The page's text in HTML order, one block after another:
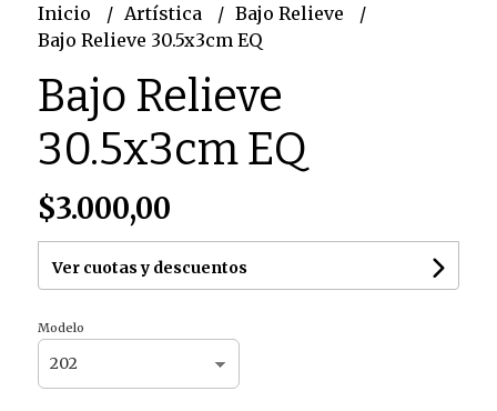
Inicio Artística
Bajo Relieve
Bajo Relieve 30.5x3cm EQ
Bajo Relieve
30.5x3cm EQ
$3.000,00
Ver cuotas y descuentos
Modelo